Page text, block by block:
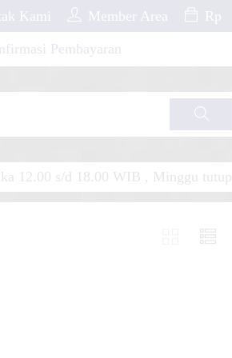
Kami Member Area Rp
Pembayaran
Cari
12.00 s/d 18.00 WIB , Minggu tutup